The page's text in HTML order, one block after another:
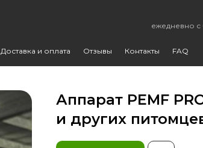
FAQ
Контакты
Отзывы
Доставка и оплата
ежедневно
Аппарат PEMF
и других